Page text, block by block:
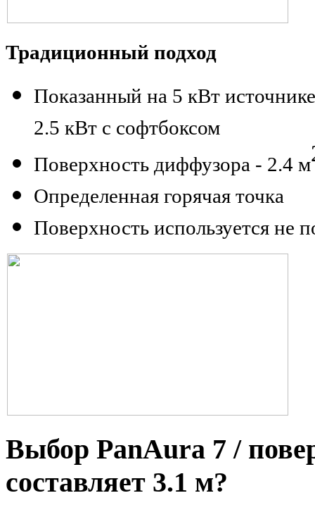
Традиционный подход
Показанный на 5 кВт
2.5 кВт с софтбоксом
Поверхность диффузора - 2.4 м
Определенная горячая точка
Поверхность используется не
Выбор PanAura 7 /
составляет 3.1 м?